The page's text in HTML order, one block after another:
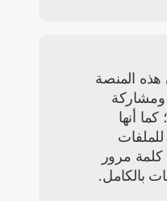
هذه المنصة
ومشاركة
أنها
مرور
بالكامل.